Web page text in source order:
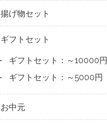
揚げ物セット
ギフトセット
ギフトセット：～10000円
ギフトセット：～5000円
お中元